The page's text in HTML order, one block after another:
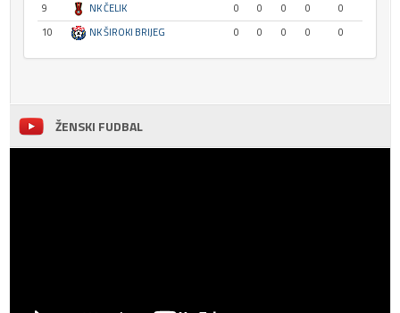
9
NK ČELIK 0 0 0 0
0
10
NK ŠIROKI BRIJEG 0 0 0 0 0
ŽENSKI FUDBAL